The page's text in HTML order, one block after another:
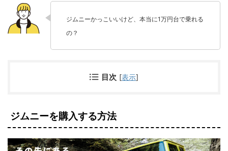
ジムニーかっこいいけど、本当に1万円台で乗れる
の？
目次 [表示]
ジムニーを購入する方法